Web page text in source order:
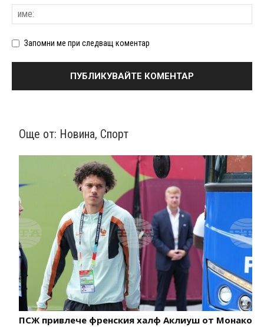
Запомни ме при следващ коментар
Още от: Новина, Спорт
ПСЖ привлече френския халф Аклиуш от Монако